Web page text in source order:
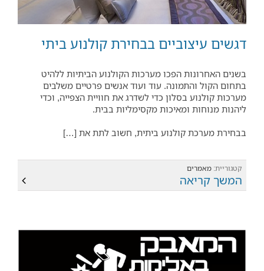
דגשים עיצוביים בבחירת קולנוע ביתי
בשנים האחרונות הפכו מערכות הקולנוע הביתיות ללהיט
בתחום הקול והתמונה. עוד ועוד אנשים פרטיים משלבים
מערכות קולנוע בסלון כדי לשדרג את חוויית הצפייה, וכדי
ליהנות מנוחות ומאיכות מקסימליות בבית.
בבחירת מערכת קולנוע ביתית, חשוב לתת את […]
קטגוריית: מאמרים
המשך קריאה